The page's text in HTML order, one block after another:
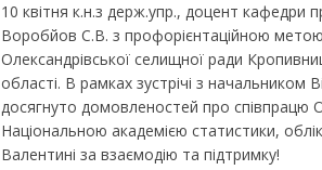
10 квітня к.н.з держ.упр., доцент кафедри
Воробйов С.В. з профорієнтаційною метою
Олександрівської селищної ради
області. В рамках зустрічі з начальником
досягнуто домовленостей про співпрацю
Національною академією статистики,
Валентині за взаємодію та підтримку!